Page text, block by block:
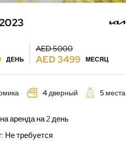
ДЕНЬ
AED 5000
AED 3499 МЕСЯЦ
4 дверный 5 места
аренда на 2 день
Не требуется